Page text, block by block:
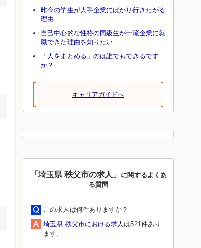
昨今の学生が大手企業にばかり行きたがる
理由
自己中心的な性格の同級生が一流企業に就
職できた理由を知りたい
「人をまとめる」のは誰でもできるです
か？
キャリアガイドへ
「埼玉県 秩父市の求人」
に関するよくあ
る質問
この求人は何件ありますか？
埼玉県 秩父市における求人 は521件あり
ます。